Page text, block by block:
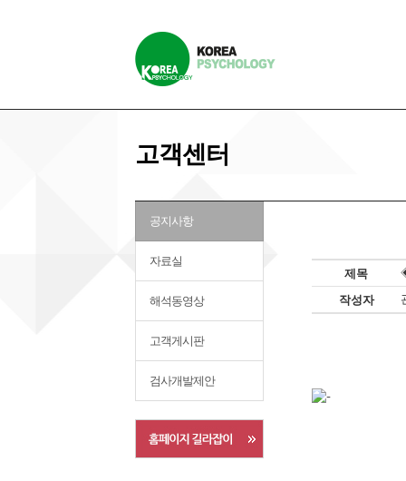
고객센터
공지사항
자료실
해석동영상
고객게시판
검사개발제안
제목
작성자